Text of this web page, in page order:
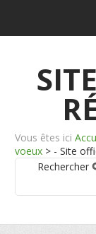
Vous êtes ici
voeux > - Site
Rechercher